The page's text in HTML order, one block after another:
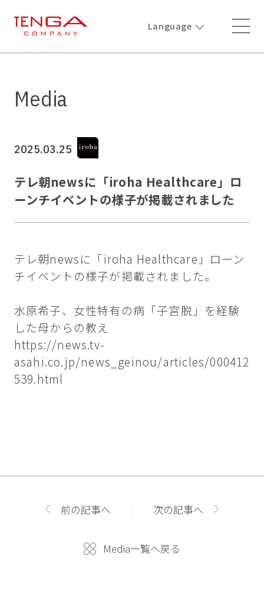
Language
Media
2025.03.25
テレ朝newsに「iroha Healthcare」ロ
ーンチイベントの様子が掲載されました
テレ朝newsに「iroha Healthcare」ローン
チイベントの様子が掲載されました。
水原希子、女性特有の病「子宮脱」を経験
した母からの教え
https://news.tv-
asahi.co.jp/news_geinou/articles/000412
539.html
前の記事へ
Media一覧へ戻る
次の記事へ